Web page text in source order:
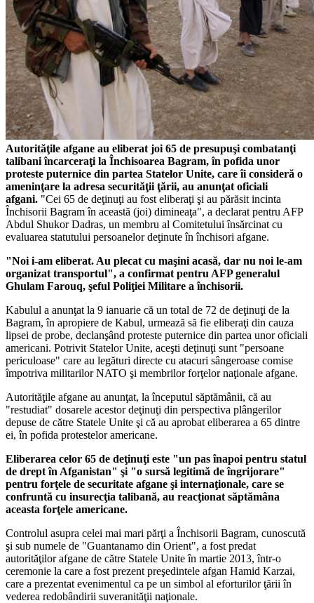
Autorităţile afgane au eliberat joi 65 de presupuşi combatanţi
talibani încarceraţi la Închisoarea Bagram, în pofida unor
proteste puternice din partea Statelor Unite, care îi consideră o
ameninţare la adresa securităţii ţării, au anunţat oficiali
afgani. "Cei 65 de deţinuţi au fost eliberaţi şi au părăsit incinta
Închisorii Bagram în această (joi) dimineaţa", a declarat pentru AFP
Abdul Shukor Dadras, un membru al Comitetului însărcinat cu
evaluarea statutului persoanelor deţinute în închisori afgane.
"Noi i-am eliberat. Au plecat cu maşini acasă, dar nu noi le-am
organizat transportul", a confirmat pentru AFP generalul
Ghulam Farouq, şeful Poliţiei Militare a închisorii.
Kabulul a anunţat la 9 ianuarie că un total de 72 de deţinuţi de la
Bagram, în apropiere de Kabul, urmează să fie eliberaţi din cauza
lipsei de probe, declanşând proteste puternice din partea unor oficiali
americani. Potrivit Statelor Unite, aceşti deţinuţi sunt "persoane
periculoase" care au legături directe cu atacuri sângeroase comise
împotriva militarilor NATO şi membrilor forţelor naţionale afgane.
Autorităţile afgane au anunţat, la începutul săptămânii, că au
"restudiat" dosarele acestor deţinuţi din perspectiva plângerilor
depuse de către Statele Unite şi că au aprobat eliberarea a 65 dintre
ei, în pofida protestelor americane.
Eliberarea celor 65 de deţinuţi este "un pas înapoi pentru statul
de drept în Afganistan" şi "o sursă legitimă de îngrijorare"
pentru forţele de securitate afgane şi internaţionale, care se
confruntă cu insurecţia talibană, au reacţionat săptămâna
aceasta forţele americane.
Controlul asupra celei mai mari părţi a Închisorii Bagram, cunoscută
şi sub numele de "Guantanamo din Orient", a fost predat
autorităţilor afgane de către Statele Unite în martie 2013, într-o
ceremonie la care a fost prezent preşedintele afgan Hamid Karzai,
care a prezentat evenimentul ca pe un simbol al eforturilor ţării în
vederea redobândirii suveranităţii naţionale.